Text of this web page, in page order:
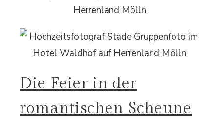
Die Feier in der
romantischen Scheune